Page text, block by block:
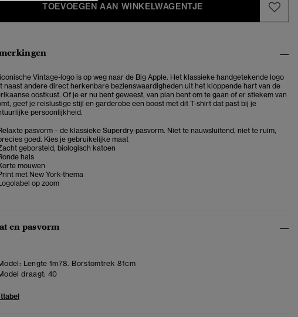
TOEVOEGEN AAN WINKELWAGENTJE
Vintage-logo is op weg naar de Big Apple. Het klassieke handgetekende logo
naast andere direct herkenbare bezienswaardigheden uit het kloppende hart van de
oostkust. Of je er nu bent geweest, van plan bent om te gaan of er stiekem van
geef je reislustige stijl en garderobe een boost met dit T-shirt dat past bij je
persoonlijkheid.
pasvorm – de klassieke Superdry-pasvorm. Niet te nauwsluitend, niet te ruim,
goed. Kies je gebruikelijke maat
geborsteld, biologisch katoen
hals
mouwen
met New York-thema
op zoom
en pasvorm
Lengte 1m78. Borstomtrek 81cm
draagt: 40